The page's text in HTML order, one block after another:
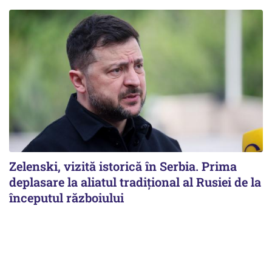
Zelenski, vizită istorică în Serbia. Prima
deplasare la aliatul tradițional al Rusiei de la
începutul războiului